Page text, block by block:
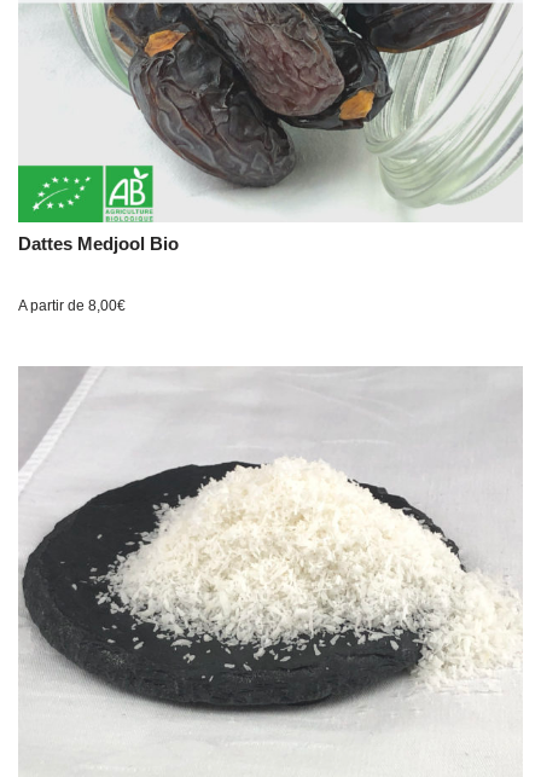
Dattes Medjool Bio
A partir de 8,00€